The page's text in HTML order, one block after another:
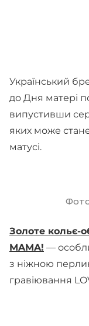
Український
до Дня матері
випустивши
яких може
матусі.
Золоте кольє-
MAMA! —
з ніжною
гравіювання